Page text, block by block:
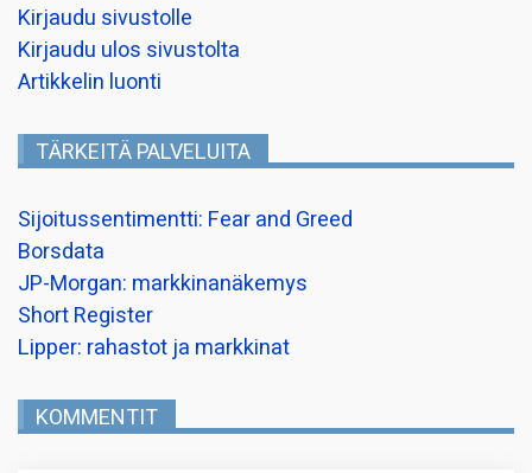
Kirjaudu sivustolle
Kirjaudu ulos sivustolta
Artikkelin luonti
TÄRKEITÄ PALVELUITA
Sijoitussentimentti: Fear and Greed
Borsdata
JP-Morgan: markkinanäkemys
Short Register
Lipper: rahastot ja markkinat
KOMMENTIT